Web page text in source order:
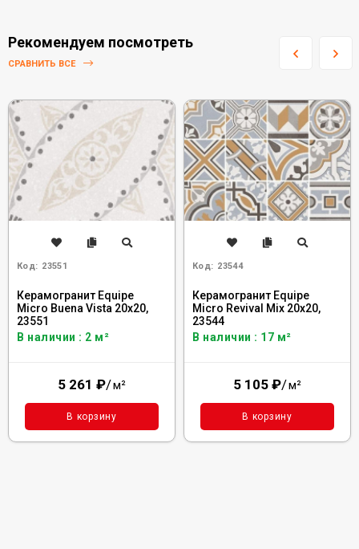
Рекомендуем посмотреть
СРАВНИТЬ ВСЕ
Код: 23551
Керамогранит Equipe
Micro Buena Vista 20x20,
23551
В наличии : 2 м²
5 261 ₽/м²
В корзину
Код: 23544
Керамогранит Equipe
Micro Revival Mix 20x20,
23544
В наличии : 17 м²
5 105 ₽/м²
В корзину